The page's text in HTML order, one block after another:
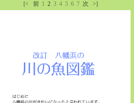
[< 前 1 2 3 4 5 6 7 次 >]